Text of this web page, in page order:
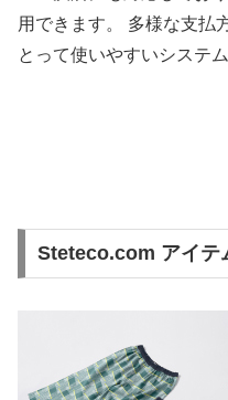
用できます。 多様な支払
とって使いやすいシステ
Steteco.com アイテ